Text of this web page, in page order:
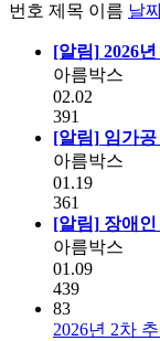
번호 제목 이름 날
[알림] 2026
아름박스
02.02
391
[알림] 임가
아름박스
01.19
361
[알림] 장애
아름박스
01.09
439
83
2026년 2차